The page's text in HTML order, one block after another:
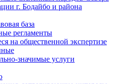
г. Бодайбо и района
база
регламенты
на общественной экспертизе
значимые услуги